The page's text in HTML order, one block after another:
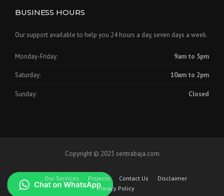
BUSINESS HOURS
Our support available to help you 24 hours a day, seven days a week.
Monday-Friday: 9am to 5pm
Saturday: 10am to 2pm
Sunday: Closed
Copyright © 2025 sentrabaja.com
Our Services Projects Contact Us
Disclaimer
Privacy Policy